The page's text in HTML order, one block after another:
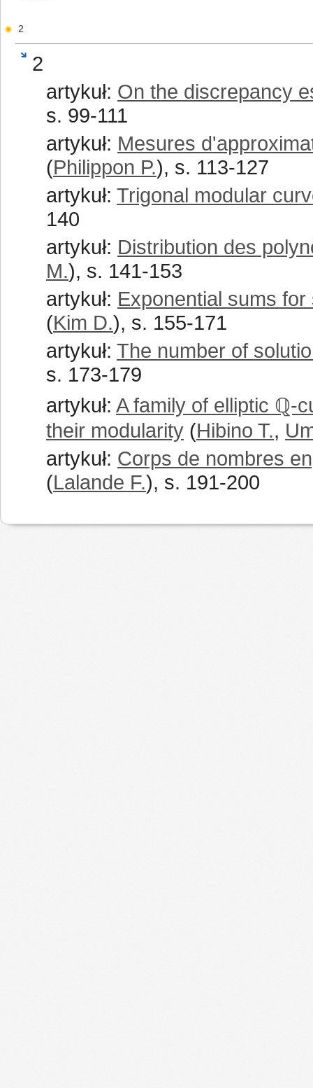
2
2
artykuł: On the discrepancy
s. 99-111
artykuł: Mesures
(Philippon P.), s. 113-127
artykuł: Trigonal modular
140
artykuł: Distribution des
M.), s. 141-153
artykuł: Exponential sums
(Kim D.), s. 155-171
artykuł: The number of
s. 173-179
artykuł: A family of elliptic ℚ-
their modularity (Hibino T.,
artykuł: Corps de nombres
(Lalande F.), s. 191-200